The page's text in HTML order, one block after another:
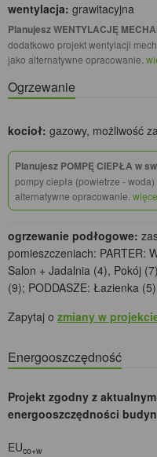
wentylacja: grawitacyjna
Planujesz WENTYLACJĘ
dodatkowo projekt wentylacji
jako alternatywne opracowanie.
Ogrzewanie
kocioł: gazowy, możliwość
Planujesz POMPĘ CIEPŁA w
pompy ciepła (powietrze -
alternatywne opracowanie.
ogrzewanie podłogowe:
pomieszczeniach: PARTER:
Salon + Jadalnia (4), Pokój
(9); PODDASZE: Łazienka (5)
Zapytaj o zmiany w
Energooszczędność
Projekt zgodny z
energooszczędności
EUco+w